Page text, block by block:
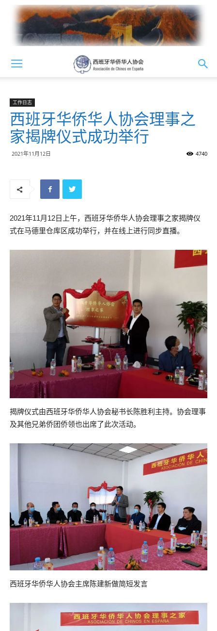
工作日志
西班牙华侨华人协会理事之
家揭牌仪式成功举行
2021年11月12日 4740
2021年11月12日上午，西班牙华侨华人协会理事之家揭牌仪
式在马德里仓库区成功举行，并在线上进行同步直播。
揭牌仪式由西班牙华侨华人协会秘书长陈胜利主持。协会理事
及其他兄弟侨团侨领也出席了此次活动。
西班牙华侨华人协会主席陈建新做简短发言